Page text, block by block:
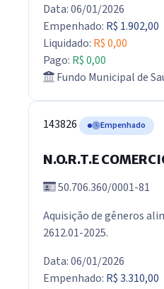
Data: 06/01/2026
Empenhado: R$ 1.902,00
Liquidado: R$ 0,00
Pago: R$ 0,00
Fundo Municipal de
143826 Empenhado
N.O.R.T.E
50.706.360/0001-81
Aquisição de gêneros
2612.01-2025.
Data: 06/01/2026
Empenhado: R$ 3.310,00